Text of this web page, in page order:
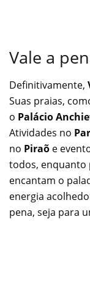
Vale a
Definitivamente,
Suas praias,
o Palácio
Atividades no
no Piraõ e
todos, enquanto
encantam o
energia
pena, seja para